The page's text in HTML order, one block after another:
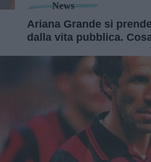
News
Ariana Grande si
dalla vita pubblica.